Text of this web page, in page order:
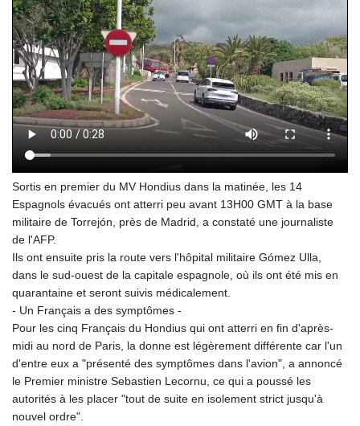
Sortis en premier du MV Hondius dans la matinée, les 14
Espagnols évacués ont atterri peu avant 13H00 GMT à la base
militaire de Torrejón, près de Madrid, a constaté une journaliste
de l'AFP.
Ils ont ensuite pris la route vers l'hôpital militaire Gómez Ulla,
dans le sud-ouest de la capitale espagnole, où ils ont été mis en
quarantaine et seront suivis médicalement.
- Un Français a des symptômes -
Pour les cinq Français du Hondius qui ont atterri en fin d'après-
midi au nord de Paris, la donne est légèrement différente car l'un
d'entre eux a "présenté des symptômes dans l'avion", a annoncé
le Premier ministre Sebastien Lecornu, ce qui a poussé les
autorités à les placer "tout de suite en isolement strict jusqu'à
nouvel ordre".